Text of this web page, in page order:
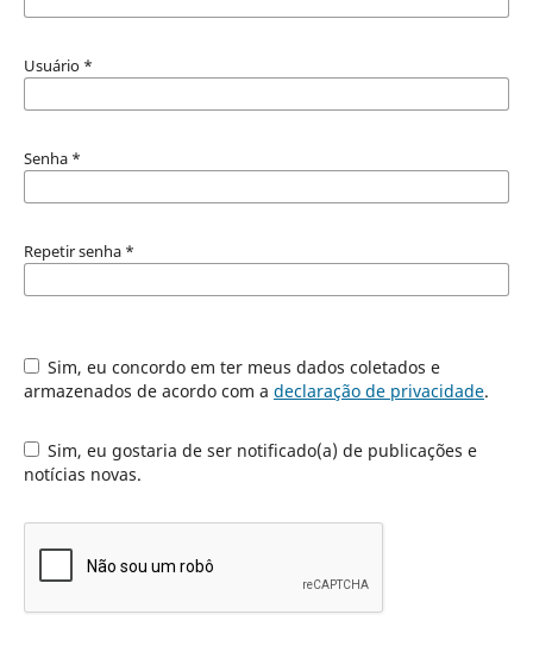
Usuário *
Senha *
Repetir senha *
Sim, eu concordo em ter meus dados coletados e
armazenados de acordo com a declaração de privacidade.
Sim, eu gostaria de ser notificado(a) de publicações e
notícias novas.